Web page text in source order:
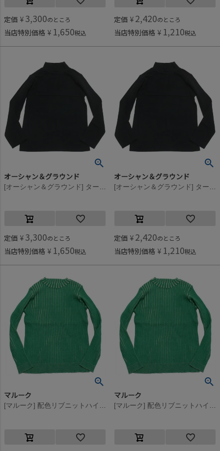
定価 ¥ 3,300のところ
当店特別価格 ¥ 1,650税込
定価 ¥ 2,420のところ
当店特別価格 ¥ 1,210税込
オーシャン＆グラウンド
[オーシャン＆グラウンド] タートルネックTシャツ ブラック(BK)
定価 ¥ 3,300のところ
当店特別価格 ¥ 1,650税込
オーシャン＆グラウンド
[オーシャン＆グラウンド] タートルネックTシャツ ブラック(BK)
定価 ¥ 2,420のところ
当店特別価格 ¥ 1,210税込
マルーク
[マルーク] 配色リブニットハイネック グリーン系(29)
マルーク
[マルーク] 配色リブニットハイネック グリーン系(29)